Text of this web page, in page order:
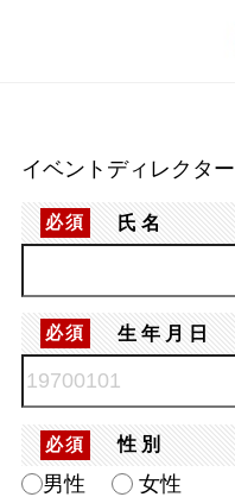
イベントディレクター
必須 氏名
必須 生年月日
必須 性別
男性 女性